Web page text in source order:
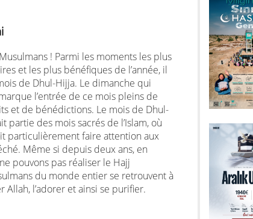
! Parmi les moments les plus
et les plus bénéfiques de l’année, il
de Dhul-Hijja. Le dimanche qui
l’entrée de ce mois pleins de
et de bénédictions. Le mois de Dhul-
partie des mois sacrés de l’Islam, où
particulièrement faire attention aux
Même si depuis deux ans, en
pouvons pas réaliser le Hajj
du monde entier se retrouvent à
l’adorer et ainsi se purifier.